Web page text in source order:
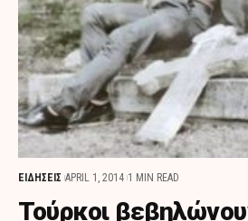
ΕΙΔΗΣΕΙΣ APRIL 1, 2014 1 MIN READ
Τούρκοι